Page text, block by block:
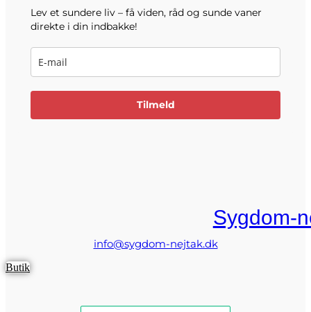
Lev et sundere liv – få viden, råd og sunde vaner
direkte i din indbakke!
Tilmeld
Sygdom-
info@sygdom-nejtak.dk
Butik